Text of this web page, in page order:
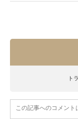
ト
この記事へのコメント